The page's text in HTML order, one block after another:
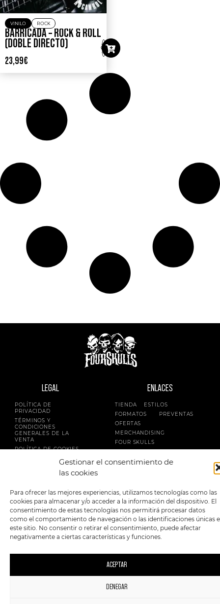
Gestionar el consentimiento de
las cookies
Para ofrecer las mejores experiencias, utilizamos tecnologías como las
cookies para almacenar y/o acceder a la información del dispositivo. El
consentimiento de estas tecnologías nos permitirá procesar datos
como el comportamiento de navegación o las identificaciones únicas
este sitio. No consentir o retirar el consentimiento, puede afectar
negativamente a ciertas características y funciones.
ACEPTAR
DENEGAR
VINILO ROCK
BARRICADA – ROCK & ROLL
(DOBLE DIRECTO)
23,99€
LEGAL
POLÍTICA DE
PRIVACIDAD
TÉRMINOS Y
CONDICIONES
GENERALES DE LA
VENTA
POLÍTICA DE COOKIES
ENLACES
TIENDA
ESTILOS
FORMATOS
PREVENTAS
OFERTAS
MERCHANDISING
FOUR SKULLS
SIGUENOS EN:
2023 FourSkulls. Reservados todos los derechos.